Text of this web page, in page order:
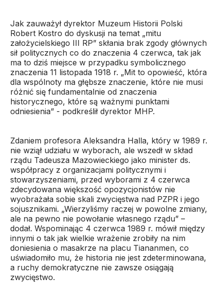
Jak zauważył dyrektor Muzeum Historii Polski
Robert Kostro do dyskusji na temat „mitu
założycielskiego III RP” skłania brak zgody głównych
sił politycznych co do znaczenia 4 czerwca, tak jak
ma to dziś miejsce w przypadku symbolicznego
znaczenia 11 listopada 1918 r. „Mit to opowieść, która
dla wspólnoty ma głębsze znaczenie, które nie musi
różnić się fundamentalnie od znaczenia
historycznego, które są ważnymi punktami
odniesienia” - podkreślił dyrektor MHP.
Zdaniem profesora Aleksandra Halla, który w 1989 r.
nie wziął udziału w wyborach, ale wszedł w skład
rządu Tadeusza Mazowieckiego jako minister ds.
współpracy z organizacjami politycznymi i
stowarzyszeniami, przed wyborami z 4 czerwca
zdecydowana większość opozycjonistów nie
wyobrażała sobie skali zwycięstwa nad PZPR i jego
sojusznikami. „Wierzyliśmy raczej w powolne zmiany,
ale na pewno nie powołanie własnego rządu” –
dodał. Wspominając 4 czerwca 1989 r. mówił między
innymi o tak jak wielkie wrażenie zrobiły na nim
doniesienia o masakrze na placu Tiananmen, co
uświadomiło mu, że historia nie jest zdeterminowana,
a ruchy demokratyczne nie zawsze osiągają
zwycięstwo.